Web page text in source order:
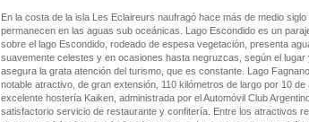
En la costa de la isla Les Eclaireurs naufragó hace más de medio
permanecen en las aguas sub oceánicas. Lago Escondido es un
sobre el lago Escondido, rodeado de espesa vegetación, presenta
suavemente celestes y en ocasiones hasta negruzcas, según el lugar
asegura la grata atención del turismo, que es constante. Lago
notable atractivo, de gran extensión, 110 kilómetros de largo por 10
excelente hostería Kaiken, administrada por el Automóvil Club
satisfactorio servicio de restaurante y confitería. Entre los atractivos